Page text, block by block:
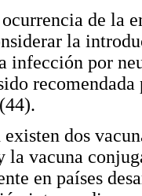
de la
la
infección por
dos
la vacuna
en países